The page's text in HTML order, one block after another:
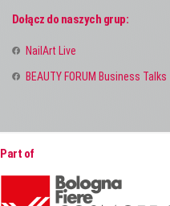
Dołącz do naszych grup:
NailArt Live
BEAUTY FORUM Business Talks
Part of